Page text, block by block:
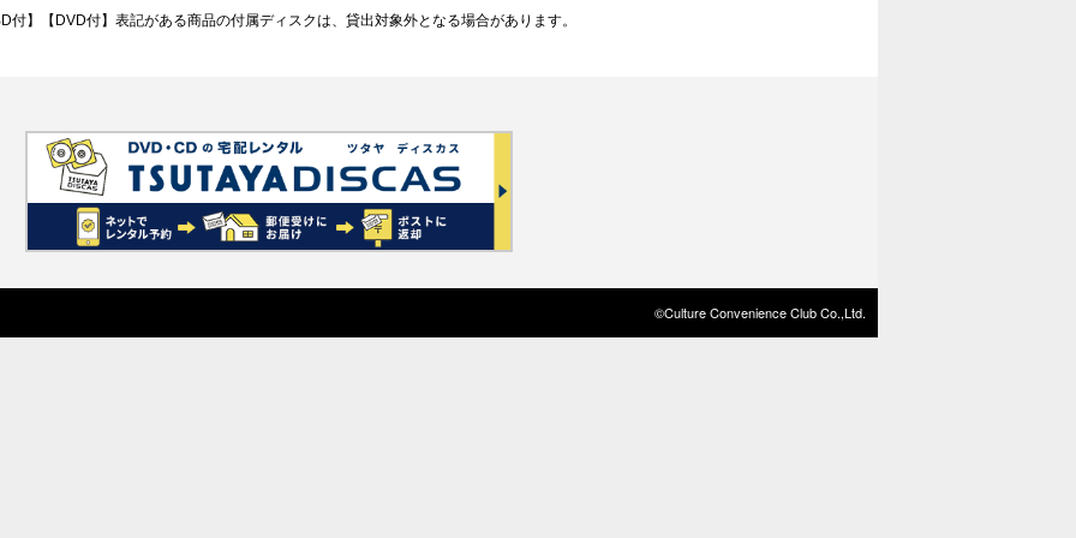
付】【DVD付】表記がある商品の付属ディスクは、貸出対象外となる場合があります。
©Culture Convenience Club Co.,Ltd.